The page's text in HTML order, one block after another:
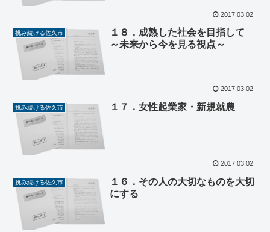
2017.03.02
挑み続ける佐久市
１８．成熟した社会を目指して
～未来から今を見る視点～
2017.03.02
挑み続ける佐久市 １７．女性起業家・新規就農
2017.03.02
挑み続ける佐久市
１６．その人の大切なものを大切
にする